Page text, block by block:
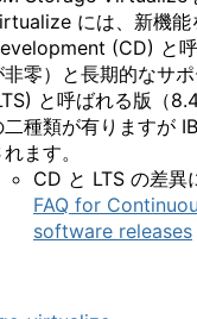
には、新機
(CD) と
非零）と長期的なサ
と呼ばれる版（
二種類が有りますが
ます。
CD と LTS の差異
FAQ for
software releases